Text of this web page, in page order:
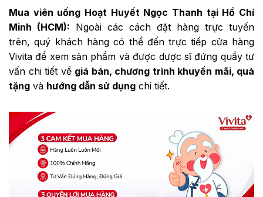
Mua viên uống Hoạt Huyết Ngọc Thanh tại Hồ Chí
Minh (HCM): Ngoài các cách đặt hàng trực tuyến
trên, quý khách hàng có thể đến trực tiếp cửa hàng
Vivita để xem sản phẩm và được dược sĩ đứng quầy tư
vấn chi tiết về giá bán, chương trình khuyến mãi, quà
tặng và hướng dẫn sử dụng chi tiết.